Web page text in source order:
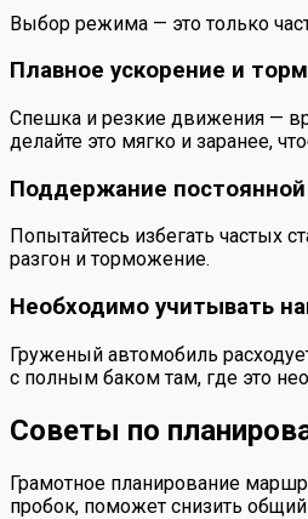
Выбор режима — это только
Плавное ускорение и
Спешка и резкие движения —
делайте это мягко и заранее,
Поддержание постоянной
Попытайтесь избегать частых
разгон и торможение.
Необходимо учитывать
Груженый автомобиль
с полным баком там, где это
Советы по
Грамотное планирование
пробок, поможет снизить